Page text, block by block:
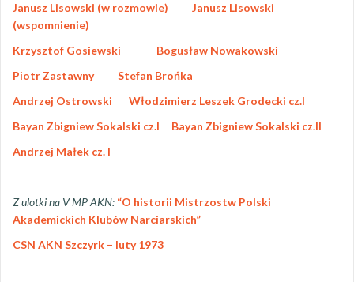
Janusz Lisowski (w rozmowie)
Janusz Lisowski
(wspomnienie)
Krzysztof Gosiewski
Bogusław Nowakowski
Piotr Zastawny
Stefan Brońka
Andrzej Ostrowski
Włodzimierz Leszek Grodecki cz.I
Bayan Zbigniew Sokalski cz.I
Bayan Zbigniew Sokalski cz.II
Andrzej Małek cz. I
Z ulotki na V MP AKN: “O historii Mistrzostw Polski
Akademickich Klubów Narciarskich”
CSN AKN Szczyrk – luty 1973